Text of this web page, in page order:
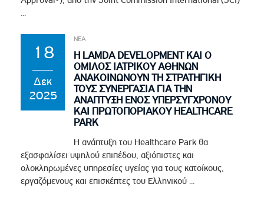
...
18
Δεκ
2025
ΝΕΑ
Η LAMDA DEVELOPMENT ΚΑΙ Ο
ΟΜΙΛΟΣ ΙΑΤΡΙΚΟΥ ΑΘΗΝΩΝ
ΑΝΑΚΟΙΝΩΝΟΥΝ ΤΗ ΣΤΡΑΤΗΓΙΚΗ
ΤΟΥΣ ΣΥΝΕΡΓΑΣΙΑ ΓΙΑ ΤΗΝ
ΑΝΑΠΤΥΞΗ ΕΝΟΣ ΥΠΕΡΣΥΓΧΡΟΝΟΥ
ΚΑΙ ΠΡΩΤΟΠΟΡΙΑΚΟΥ HEALTHCARE
PARK
Η ανάπτυξη του Healthcare Park θα
εξασφαλίσει υψηλού επιπέδου, αξιόπιστες και
ολοκληρωμένες υπηρεσίες υγείας για τους κατοίκους,
εργαζόμενους και επισκέπτες του Ελληνικού ...